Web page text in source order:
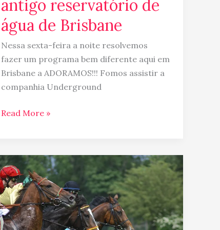
antigo reservatório de
água de Brisbane
Nessa sexta-feira a noite resolvemos
fazer um programa bem diferente aqui em
Brisbane a ADORAMOS!!! Fomos assistir a
companhia Underground
Read More »
Melbourne
Cup
da
Australia
…